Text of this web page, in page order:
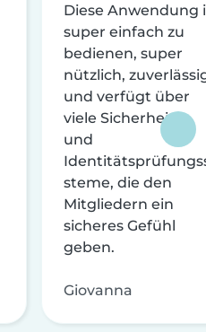
Diese Anwendung
super einfach zu
bedienen, super
nützlich,
und verfügt über
viele Sicherheits-
und
steme, die den
Mitgliedern ein
sicheres Gefühl
geben.
Giovanna